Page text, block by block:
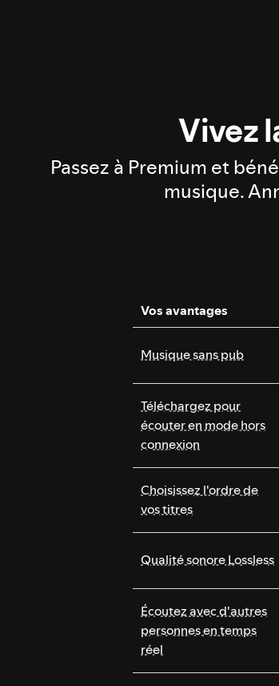
Vivez
Passez à Premium et
musique.
Vos avantages
Musique sans pub
Téléchargez pour
écouter en mode hors
connexion
Choisissez l'ordre de
vos titres
Qualité sonore Lossless
Écoutez avec d'autres
personnes en temps
réel